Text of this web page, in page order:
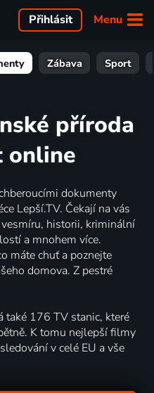
Menu
Přihlásit
Zábava Sport
příroda
online
dokumenty
Lepší.TV. Čekají na vás
historii, kriminální
a mnohem více.
máte chuť a poznejte
domova. Z pestré
také 176 TV stanic, které
K tomu nejlepší filmy
v celé EU a vše